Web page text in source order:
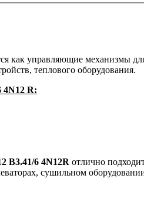
как управляющие механизмы
теплового оборудования.
4N12 R:
B3.41/6 4N12R отлично
сушильном